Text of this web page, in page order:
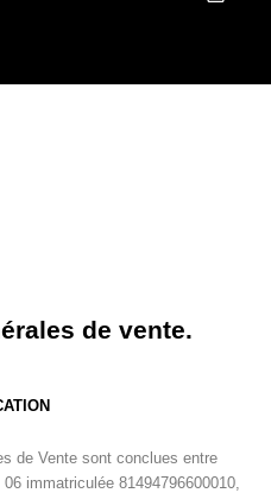
de vente.
de Vente sont conclues entre
immatriculée 81494796600010,